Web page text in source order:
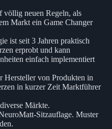
völlig neuen Regeln, als
Markt ein Game Changer
ist seit 3 Jahren praktisch
erprobt und kann
einfach implementiert
Hersteller von Produkten in
in kurzer Zeit Marktführer
Märkte.
Sitzauflage. Muster